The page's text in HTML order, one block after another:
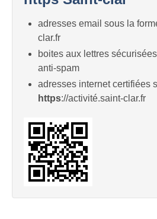
adresses email sous la
clar.fr
boites aux lettres
anti-spam
adresses internet certifiées
https://activité.saint-clar.fr